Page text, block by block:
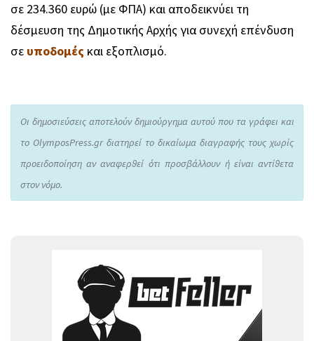
σε 234.360 ευρώ (με ΦΠΑ) και αποδεικνύει τη
δέσμευση της Δημοτικής Αρχής για συνεχή επένδυση
σευποδομές και εξοπλισμό.
Οι δημοσιεύσεις αποτελούν δημιούργημα αυτού που τα γράφει και
το OlymposPress.gr διατηρεί το δικαίωμα διαγραφής τους χωρίς
προειδοποίηση αν αναφερθεί ότι προσβάλλουν ή είναι αντίθετα
στον νόμο.